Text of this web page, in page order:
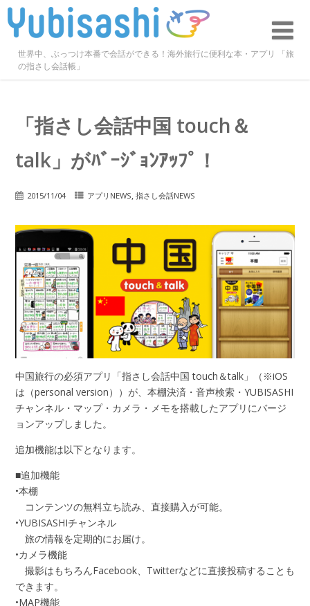
世界中、ぶっつけ本番で会話ができる！海外旅行に便利な本・アプリ 「旅
の指さし会話帳」
「指さし会話中国 touch＆
talk」がﾊﾞｰｼﾞｮﾝｱｯﾌﾟ！
2015/11/04 アプリNEWS, 指さし会話NEWS
中国旅行の必須アプリ「指さし会話中国 touch＆talk」（※iOS
は（personal version））が、本棚決済・音声検索・YUBISASHI
チャンネル・マップ・カメラ・メモを搭載したアプリにバージ
ョンアップしました。
追加機能は以下となります。
■追加機能
•本棚
コンテンツの無料立ち読み、直接購入が可能。
•YUBISASHIチャンネル
旅の情報を定期的にお届け。
•カメラ機能
撮影はもちろんFacebook、Twitterなどに直接投稿することも
できます。
•MAP機能